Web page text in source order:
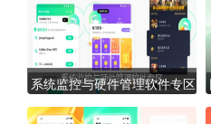
系统监控与硬件管理软件专区